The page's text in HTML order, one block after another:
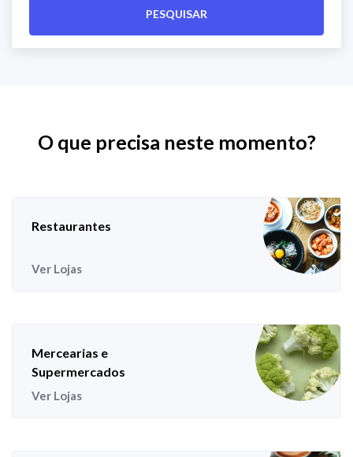
PESQUISAR
O que precisa neste momento?
Restaurantes
Ver Lojas
Mercearias e
Supermercados
Ver Lojas